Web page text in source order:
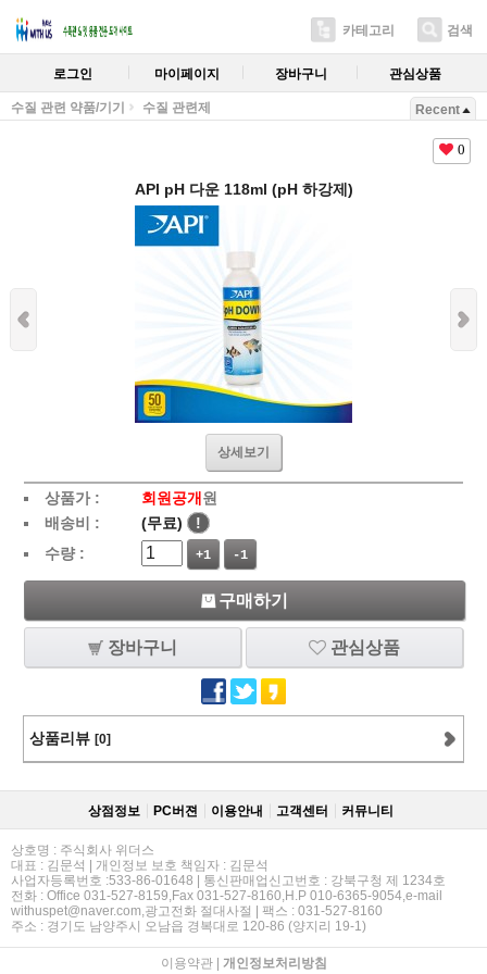
카테고리 검색
로그인 마이페이지 장바구니 관심상품
수질 관련 약품/기기 수질 관련제 Recent
0
API pH 다운 118ml (pH 하강제)
상세보기
상품가 : 회원공개 원
배송비 :
(무료)
!
수량 :
+1 -1
구매하기
장바구니 관심상품
상품리뷰 [0]
상점정보 PC버젼 이용안내 고객센터 커뮤니티
상호명 : 주식회사 위더스
대표 : 김문석 | 개인정보 보호 책임자 : 김문석
사업자등록번호 :533-86-01648 | 통신판매업신고번호 : 강북구청 제 1234호
전화 : Office 031-527-8159,Fax 031-527-8160,H.P 010-6365-9054,e-mail
withuspet@naver.com,광고전화 절대사절 | 팩스 : 031-527-8160
주소 : 경기도 남양주시 오남읍 경복대로 120-86 (양지리 19-1)
이용약관| 개인정보처리방침